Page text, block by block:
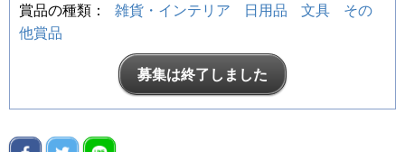
賞品の種類：
雑貨・インテリア 日用品 文具
その
他賞品
募集は終了しました